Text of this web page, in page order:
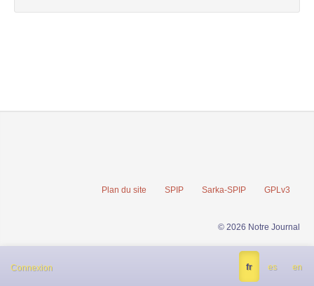
Plan du site SPIP Sarka-SPIP GPLv3
© 2026 Notre Journal
Connexion fr es en